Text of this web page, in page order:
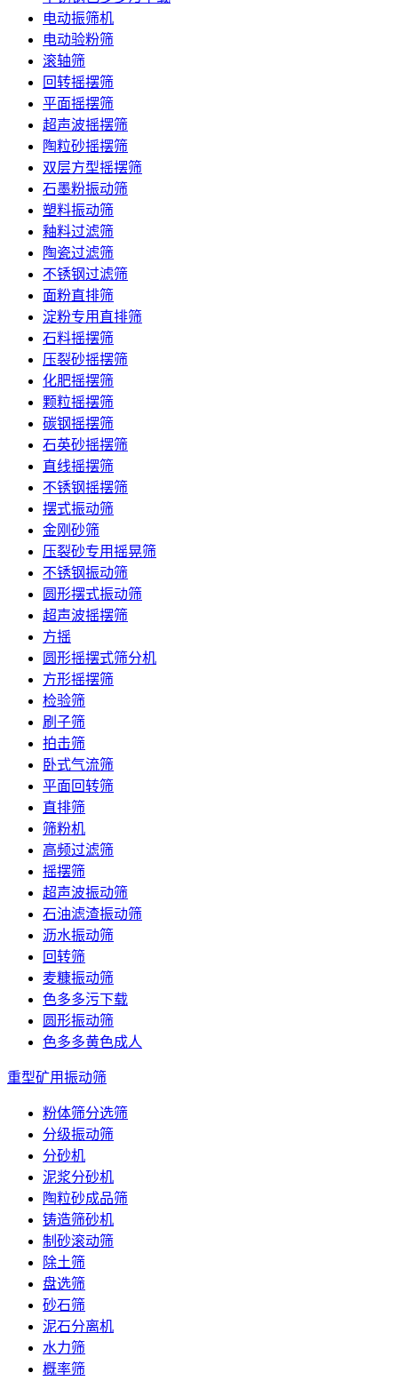
电动振筛机
电动验粉筛
滚轴筛
回转摇摆筛
平面摇摆筛
超声波摇摆筛
陶粒砂摇摆筛
双层方型摇摆筛
石墨粉振动筛
塑料振动筛
釉料过滤筛
陶瓷过滤筛
不锈钢过滤筛
面粉直排筛
淀粉专用直排筛
石料摇摆筛
压裂砂摇摆筛
化肥摇摆筛
颗粒摇摆筛
碳钢摇摆筛
石英砂摇摆筛
直线摇摆筛
不锈钢摇摆筛
摆式振动筛
金刚砂筛
压裂砂专用摇晃筛
不锈钢振动筛
圆形摆式振动筛
超声波摇摆筛
方摇
圆形摇摆式筛分机
方形摇摆筛
检验筛
刷子筛
拍击筛
卧式气流筛
平面回转筛
直排筛
筛粉机
高频过滤筛
摇摆筛
超声波振动筛
石油滤渣振动筛
沥水振动筛
回转筛
麦糠振动筛
色多多污下载
圆形振动筛
色多多黄色成人
重型矿用振动筛
粉体筛分选筛
分级振动筛
分砂机
泥浆分砂机
陶粒砂成品筛
铸造筛砂机
制砂滚动筛
除土筛
盘选筛
砂石筛
泥石分离机
水力筛
概率筛